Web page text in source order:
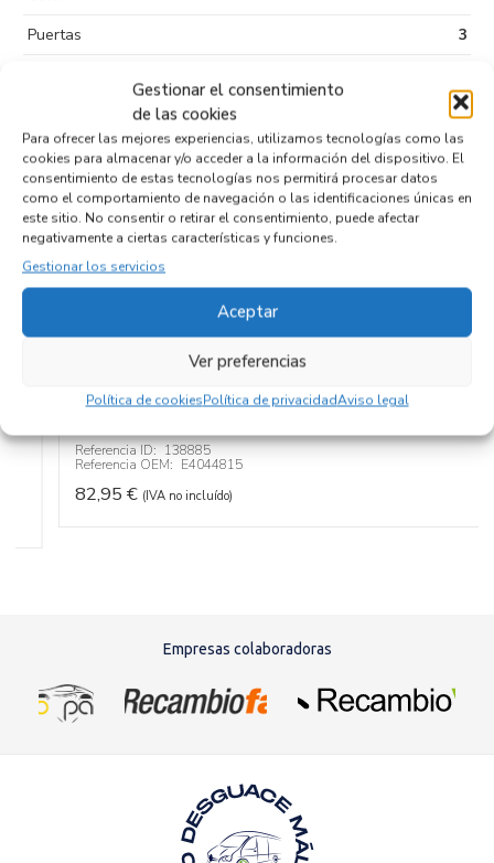
Gestionar el consentimiento
de las cookies
Para ofrecer las mejores experiencias, utilizamos tecnologías como las
cookies para almacenar y/o acceder a la información del dispositivo. El
consentimiento de estas tecnologías nos permitirá procesar datos
como el comportamiento de navegación o las identificaciones únicas en
este sitio. No consentir o retirar el consentimiento, puede afectar
negativamente a ciertas características y funciones.
Gestionar los servicios
Aceptar
Ver preferencias
Política de cookiesPolítica de privacidadAviso legal
Puertas
3
combustible
Código motor
Código cambio
Productos relacionados
RETROVISOR DERECHO E4044815
Referencia ID: 138885
Referencia OEM: E4044815
82,95€ (IVA no incluído)
Empresas colaboradoras